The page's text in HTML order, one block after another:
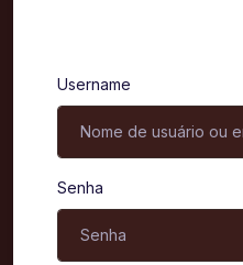
Username
Senha